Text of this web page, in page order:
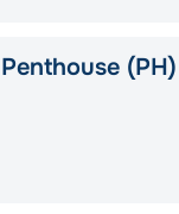
Penthouse (PH)